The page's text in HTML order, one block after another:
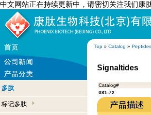
中文网站正在持续更新中，请密切关注我们
Top » Catalog » Peptides
多肽
标记多肽
Signaltides
Catalog#
081-72